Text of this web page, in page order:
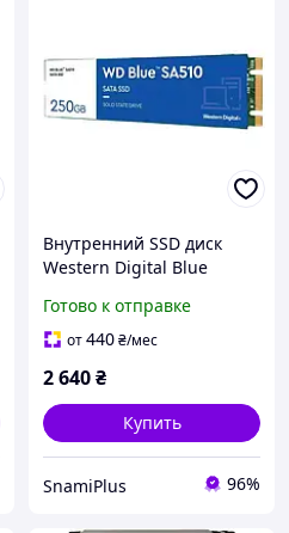
Внутренний SSD диск
Western Digital Blue
(WDS250G3B0B)
Готово к отправке
от440₴/мес
2 640₴
Купить
SnamiPlus 96%